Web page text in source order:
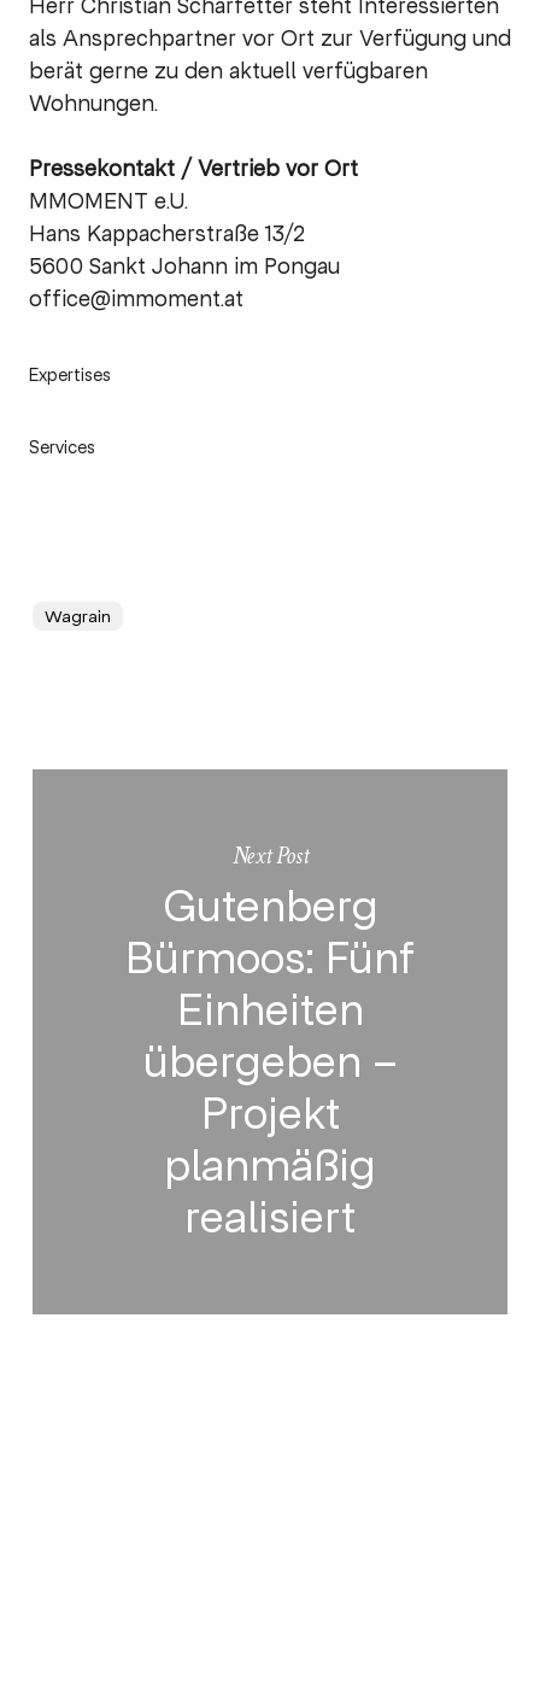
als Ansprechpartner vor Ort zur Verfügung und
berät gerne zu den aktuell verfügbaren
Wohnungen.
Pressekontakt / Vertrieb vor Ort
MMOMENT e.U.
Hans Kappacherstraße 13/2
5600 Sankt Johann im Pongau
office@immoment.at
Expertises
Services
Wagrain
Next Post
Gutenberg
Bürmoos: Fünf
Einheiten
übergeben –
Projekt
planmäßig
realisiert